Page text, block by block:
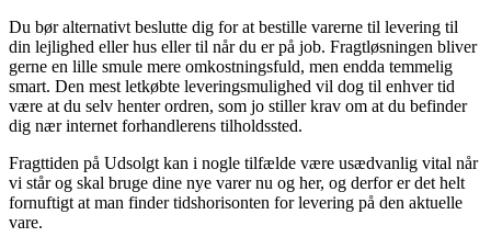
Du bør alternativt beslutte dig for at bestille varerne til levering til
din lejlighed eller hus eller til når du er på job. Fragtløsningen bliver
gerne en lille smule mere omkostningsfuld, men endda temmelig
smart. Den mest letkøbte leveringsmulighed vil dog til enhver tid
være at du selv henter ordren, som jo stiller krav om at du befinder
dig nær internet forhandlerens tilholdssted.
Fragttiden på Udsolgt kan i nogle tilfælde være usædvanlig vital når
vi står og skal bruge dine nye varer nu og her, og derfor er det helt
fornuftigt at man finder tidshorisonten for levering på den aktuelle
vare.